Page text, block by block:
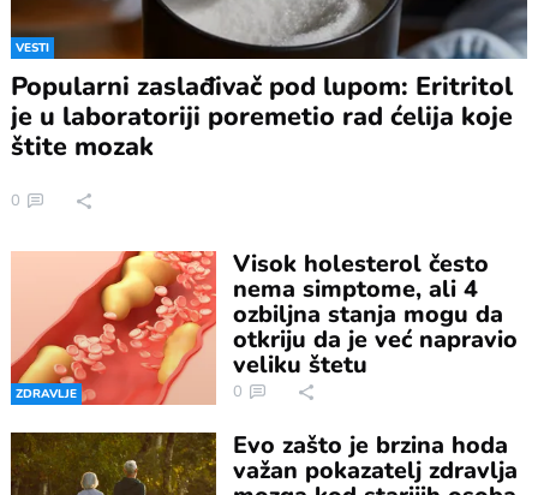
VESTI
Popularni zaslađivač pod lupom: Eritritol
je u laboratoriji poremetio rad ćelija koje
štite mozak
0
ZDRAVLJE
Visok holesterol često
nema simptome, ali 4
ozbiljna stanja mogu da
otkriju da je već napravio
veliku štetu
0
Evo zašto je brzina hoda
važan pokazatelj zdravlja